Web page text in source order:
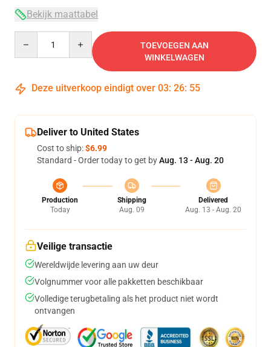
Bekijk maattabel
TOEVOEGEN AAN
WINKELWAGEN
Deze uitverkoop eindigt over 03: 26: 54
Deliver to United States
Cost to ship:$6.99
Standard - Order today to get byAug. 13 - Aug. 20
Production
Today
Shipping
Aug. 09
Delivered
Aug. 13 - Aug. 20
Veilige transactie
Wereldwijde levering aan uw deur
Volgnummer voor alle pakketten beschikbaar
Volledige terugbetaling als het product niet wordt
ontvangen